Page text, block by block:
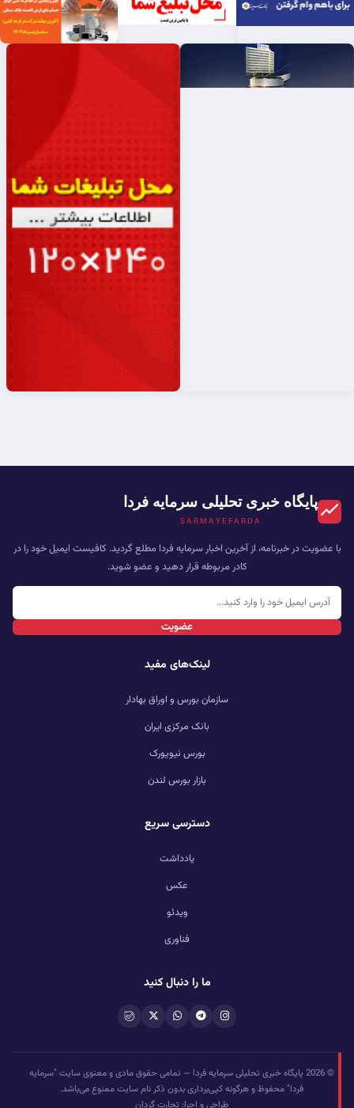
پایگاه خبری تحلیلی سرمایه فردا
SARMAYEFARDA
با عضویت در خبرنامه، از آخرین اخبار سرمایه فردا مطلع گردید. کافیست ایمیل خود را در
کادر مربوطه قرار دهید و عضو شوید.
عضویت
لینک‌های مفید
سازمان بورس و اوراق بهادار
بانک مرکزی ایران
بورس نیویورک
بازار بورس لندن
دسترسی سریع
یادداشت
عکس
ویدئو
فناوری
ما را دنبال کنید
© 2026 پایگاه خبری تحلیلی سرمایه فردا — تمامی حقوق مادی و معنوی سایت "سرمایه
فردا" محفوظ و هرگونه کپی‌برداری بدون ذکر نام سایت ممنوع می‌باشد.
طراحی و اجرا: تجارت گردان